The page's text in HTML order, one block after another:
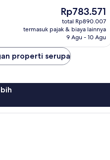
Harga
sekarang
Rp783.571
Rp783.571
total Rp890.007
termasuk pajak & biaya lainnya
9 Agu - 10 Agu
properti serupa